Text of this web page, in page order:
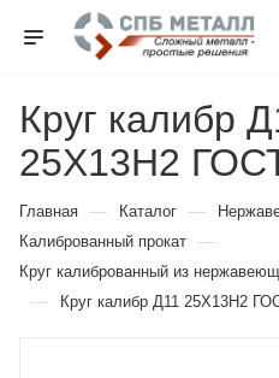
Круг калибр
25Х13Н2
Главная — Каталог —
Калиброванный прокат —
Круг калиброванный из
— Круг калибр Д11 25Х13Н2